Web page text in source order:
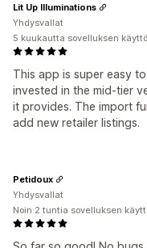
This app is super easy
invested in the mid-tier
it provides. The import
add new retailer listings.
Lit Up Illuminations
Yhdysvallat
5 kuukautta sovelluksen
Petidoux
Yhdysvallat
Noin 2 tuntia sovelluksen